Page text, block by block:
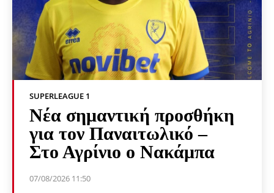
SUPERLEAGUE 1
Νέα σημαντική προσθήκη
για τον Παναιτωλικό –
Στο Αγρίνιο ο Νακάμπα
07/08/2026 11:50